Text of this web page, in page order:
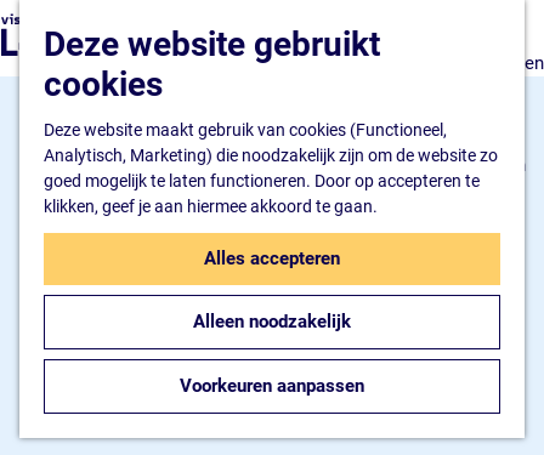
Deze website gebruikt
cookies
Deze website maakt gebruik van cookies (Functioneel,
Analytisch, Marketing) die noodzakelijk zijn om de website zo
goed mogelijk te laten functioneren. Door op accepteren te
klikken, geef je aan hiermee akkoord te gaan.
Alles accepteren
Alleen noodzakelijk
Voorkeuren aanpassen
a
n
a
a
r
d
e
h
a
K
a
t
Z
o
e
n
M
u
Kunst en cultuur
Winkelen en ontspannen
Overnachten
Bijzonder overnachten
Hotel
Camping
Plan je bezoek
Inspiratiemagazine
Bereikbaarheid